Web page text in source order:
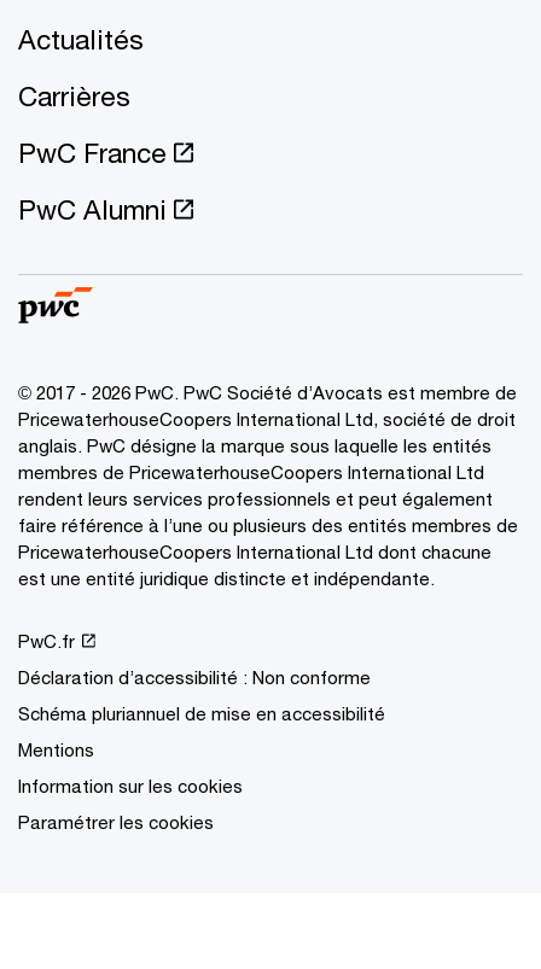
Actualités
Carrières
PwC France
PwC Alumni
© 2017 - 2026 PwC. PwC Société d’Avocats est membre de
PricewaterhouseCoopers International Ltd, société de droit
anglais. PwC désigne la marque sous laquelle les entités
membres de PricewaterhouseCoopers International Ltd
rendent leurs services professionnels et peut également
faire référence à l’une ou plusieurs des entités membres de
PricewaterhouseCoopers International Ltd dont chacune
est une entité juridique distincte et indépendante.
PwC.fr
Déclaration d’accessibilité : Non conforme
Schéma pluriannuel de mise en accessibilité
Mentions
Information sur les cookies
Paramétrer les cookies